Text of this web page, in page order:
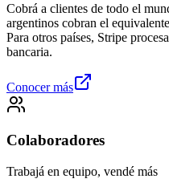
Cobrá a clientes de todo el
argentinos cobran el
Para otros países, Stripe
bancaria.
Conocer más
Colaboradores
Trabajá en equipo, vendé más